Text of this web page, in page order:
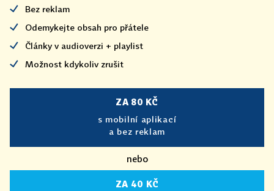
Bez reklam
Odemykejte obsah pro přátele
Články v audioverzi + playlist
Možnost kdykoliv zrušit
ZA 80 KČ
s mobilní aplikací
a bez reklam
nebo
ZA 40 KČ